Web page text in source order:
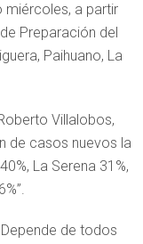
miércoles, a partir
Preparación del
Paihuano, La
Villalobos,
de casos nuevos la
La Serena 31%,
de todos